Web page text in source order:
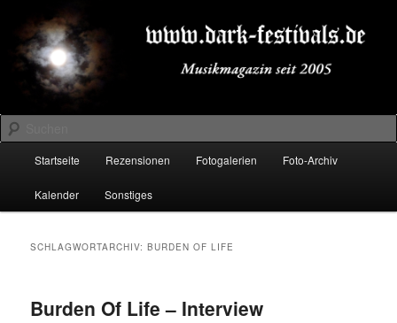
primären
Inhalt
springen
sekundären
Inhalt
springenDARK-FESTIVALS.DE
Suchen
Startseite Rezensionen Fotogalerien Foto-Archiv
Kalender Sonstiges
SCHLAGWORTARCHIV:BURDEN OF LIFE
Burden Of Life – Interview